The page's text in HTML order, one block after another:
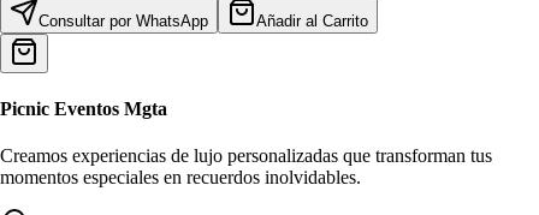
Consultar por WhatsApp Añadir al Carrito
Picnic Eventos Mgta
Creamos experiencias de lujo personalizadas que transforman tus
momentos especiales en recuerdos inolvidables.